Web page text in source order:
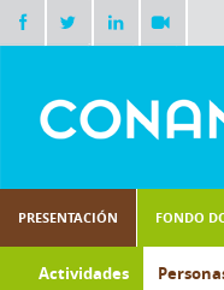
PRESENTACIÓN FONDO
Actividades